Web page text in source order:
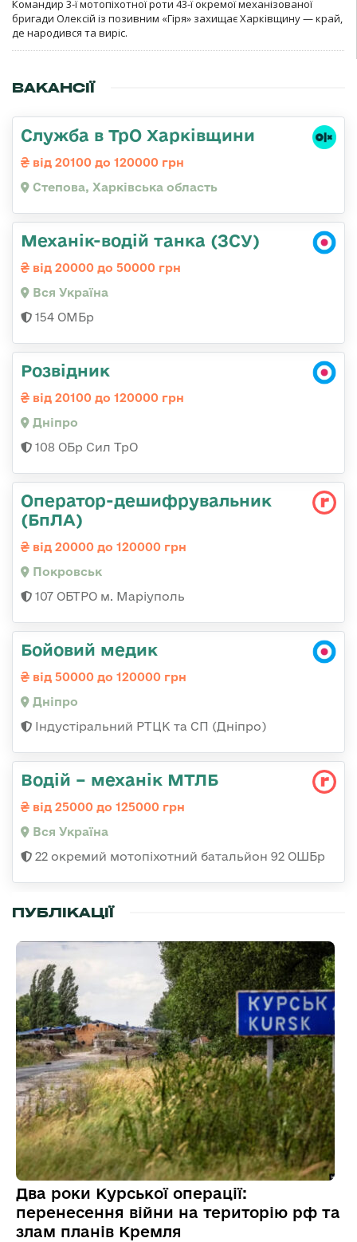
Командир 3-ї мотопіхотної роти 43-ї окремої механізованої
бригади Олексій із позивним «Гіря» захищає Харківщину — край,
де народився та виріс.
ВАКАНСІЇ
Служба в ТрО Харківщини
від 20100 до 120000 грн
Степова, Харківська область
Механік-водій танка (ЗСУ)
від 20000 до 50000 грн
Вся Україна
154 ОМБр
Розвідник
від 20100 до 120000 грн
Дніпро
108 ОБр Сил ТрО
Оператор-дешифрувальник
(БпЛА)
від 20000 до 120000 грн
Покровськ
107 ОБТРО м. Маріуполь
Бойовий медик
від 50000 до 120000 грн
Дніпро
Індустіральний РТЦК та СП (Дніпро)
Водій – механік МТЛБ
від 25000 до 125000 грн
Вся Україна
22 окремий мотопіхотний батальйон 92 ОШБр
ПУБЛІКАЦІЇ
Два роки Курської операції:
перенесення війни на територію рф та
злам планів Кремля